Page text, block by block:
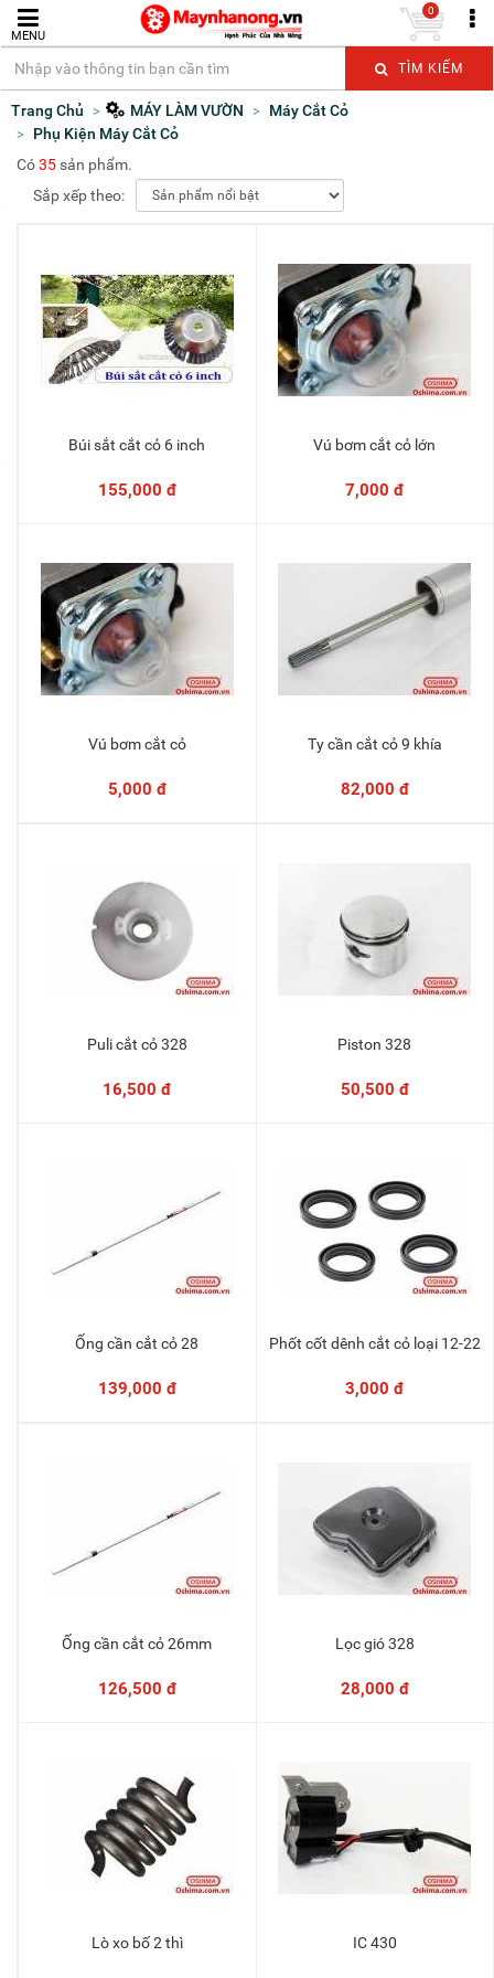
MENU
TÌM KIẾM
0
Trang Chủ MÁY LÀM VƯỜN
Máy Cắt Cỏ
Phụ Kiện Máy Cắt Cỏ
Có35 sản phẩm.
Sắp xếp theo:
Thêm vào giỏ
Búi sắt cắt cỏ 6 inch
155,000 đ
Thêm vào giỏ
Vú bơm cắt cỏ lớn
7,000 đ
Thêm vào giỏ
Vú bơm cắt cỏ
5,000 đ
Thêm vào giỏ
Ty cần cắt cỏ 9 khía
82,000 đ
Thêm vào giỏ
Puli cắt cỏ 328
16,500 đ
Thêm vào giỏ
Piston 328
50,500 đ
Thêm vào giỏ
Ống cần cắt cỏ 28
139,000 đ
Thêm vào giỏ
Phốt cốt dênh cắt cỏ loại 12-22
3,000 đ
Thêm vào giỏ
Ống cần cắt cỏ 26mm
126,500 đ
Thêm vào giỏ
Lọc gió 328
28,000 đ
Thêm vào giỏ
Lò xo bố 2 thì Thêm vào giỏ
IC 430